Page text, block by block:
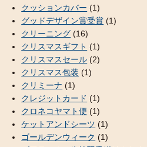
クッションカバー (1)
グッドデザイン賞受賞 (1)
クリーニング (16)
クリスマスギフト (1)
クリスマスセール (2)
クリスマス包装 (1)
クリミーナ (1)
クレジットカード (1)
クロネコヤマト便 (1)
ケットアンドシーツ (1)
ゴールデンウィーク (1)